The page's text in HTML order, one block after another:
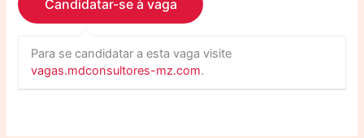
Para se candidatar a esta vaga visite
vagas.mdconsultores-mz.com.